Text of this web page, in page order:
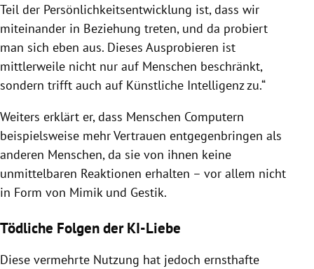
Teil der Persönlichkeitsentwicklung ist, dass wir
miteinander in Beziehung treten, und da probiert
man sich eben aus. Dieses Ausprobieren ist
mittlerweile nicht nur auf Menschen beschränkt,
sondern trifft auch auf Künstliche Intelligenz zu.“
Weiters erklärt er, dass Menschen Computern
beispielsweise mehr Vertrauen entgegenbringen als
anderen Menschen, da sie von ihnen keine
unmittelbaren Reaktionen erhalten – vor allem nicht
in Form von Mimik und Gestik.
Tödliche Folgen der KI-Liebe
Diese vermehrte Nutzung hat jedoch ernsthafte